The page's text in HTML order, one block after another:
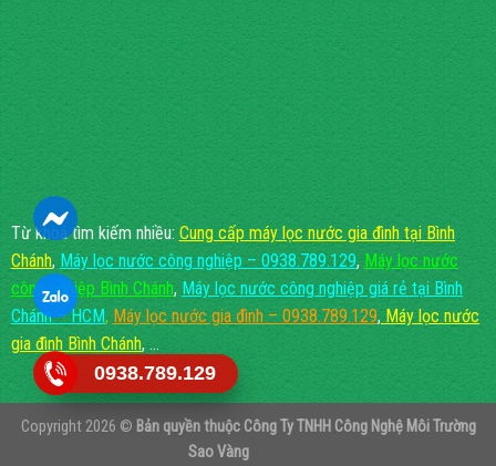
Từ khoá tìm kiếm nhiều: Cung cấp máy lọc nước gia đình tại Bình
Chánh, Máy lọc nước công nghiệp – 0938.789.129, Máy lọc nước
công nghiệp Bình Chánh, Máy lọc nước công nghiệp giá rẻ tại Bình
Chánh – HCM, Máy lọc nước gia đình – 0938.789.129, Máy lọc nước
gia đình Bình Chánh, ...
Copyright 2026 © Bản quyền thuộc Công Ty TNHH Công Nghệ Môi Trường
Sao Vàng
0938.789.129